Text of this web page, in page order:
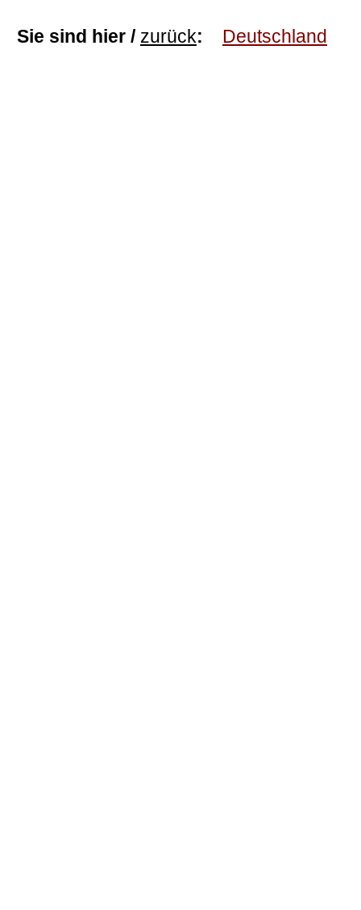
Sie sind hier / zurück: Deutschland